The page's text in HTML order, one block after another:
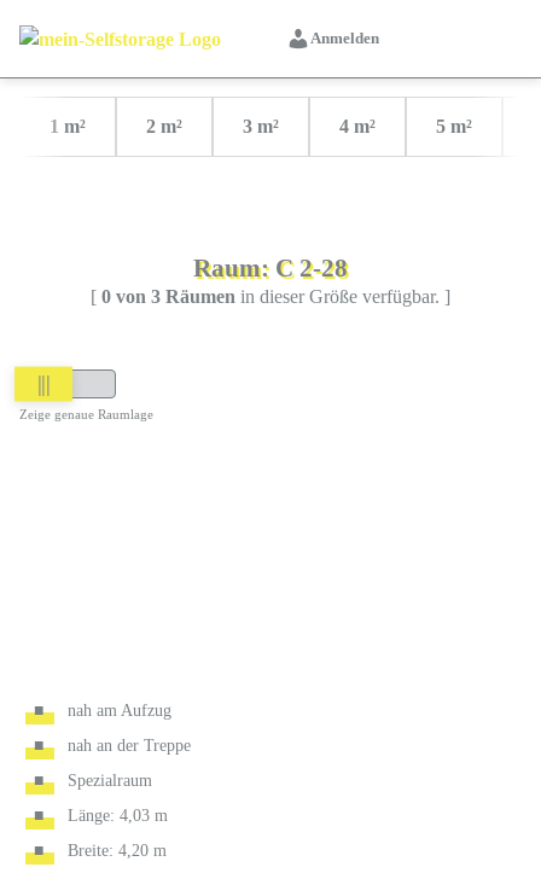
Anmelden
1 m² 2 m² 3 m² 4 m² 5 m²
Raum: C 2-28
[ 0 von 3 Räumen in dieser Größe verfügbar. ]
|||
Zeige genaue Raumlage
nah am Aufzug
nah an der Treppe
Spezialraum
Länge: 4,03 m
Breite: 4,20 m